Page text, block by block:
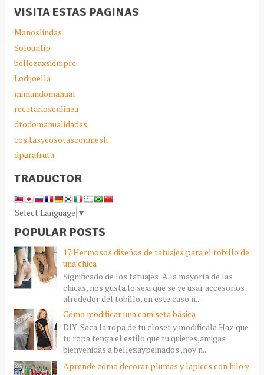
VISITA ESTAS PAGINAS
Manoslindas
Solountip
bellezaxsiempre
Lodijoella
mimundomanual
recetariosenlinea
dtodomanualidades
cositasycosotasconmesh
dpurafruta
TRADUCTOR
Select Language ▼
POPULAR POSTS
17 Hermosos diseños de tatuajes para el tobillo de
una chica
Significado de los tatuajes A la mayoría de las
chicas, nos gusta lo sexi que se ve usar accesorios
alrededor del tobillo, en este caso n...
Cómo modificar una camiseta básica
DIY-Saca la ropa de tu closet y modificala Haz que
tu ropa tenga el estilo que tu quieres,amigas
bienvenidas a bellezaypeinados ,hoy n...
Aprende cómo decorar plumas y lapices con hilo y